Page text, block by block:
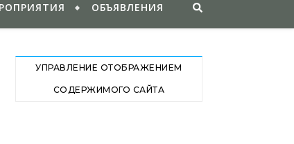
ОБЪЯВЛЕНИЯ
УПРАВЛЕНИЕ ОТОБРАЖЕНИЕМ
СОДЕРЖИМОГО САЙТА